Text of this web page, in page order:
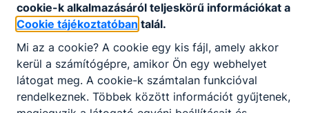
gazdasági, vállalkozási teendőket végez,
gyártási folyamatokat készít elő;
műszaki dokumentációt, árajánlatot készít,
számítástechnikai eszközöket használ;
fa- és műanyagipari szerszámokat,
gépeket biztonságosan használ;
cookie-k alkalmazásáról teljeskörű információkat a
Cookie tájékoztatóban talál.
Mi az a cookie? A cookie egy kis fájl, amely akkor
kerül a számítógépre, amikor Ön egy webhelyet
látogat meg. A cookie-k számtalan funkcióval
rendelkeznek. Többek között információt gyűjtenek,